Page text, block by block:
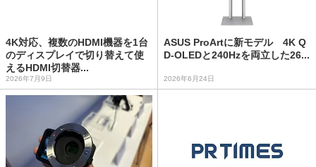
4K対応、複数のHDMI機器を1台
のディスプレイで切り替えて使
えるHDMI切替器...
2026年7月9日
ASUS ProArtに新モデル 4K Q
D-OLEDと240Hzを両立した26...
2026年6月24日